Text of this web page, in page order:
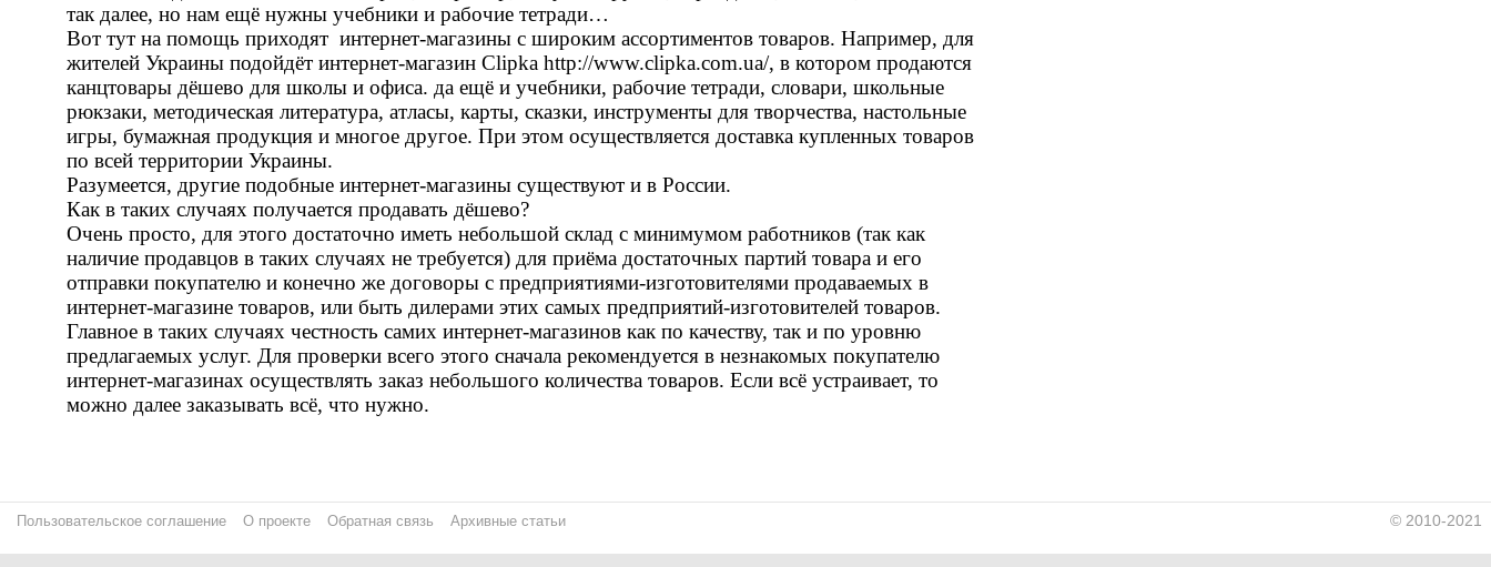
так далее, но нам ещё нужны учебники и рабочие тетради…
Вот тут на помощь приходят интернет-магазины с широким ассортиментов товаров. Например, для
жителей Украины подойдёт интернет-магазин Clipka http://www.clipka.com.ua/, в котором продаются
канцтовары дёшево для школы и офиса. да ещё и учебники, рабочие тетради, словари, школьные
рюкзаки, методическая литература, атласы, карты, сказки, инструменты для творчества, настольные
игры, бумажная продукция и многое другое. При этом осуществляется доставка купленных товаров
по всей территории Украины.
Разумеется, другие подобные интернет-магазины существуют и в России.
Как в таких случаях получается продавать дёшево?
Очень просто, для этого достаточно иметь небольшой склад с минимумом работников (так как
наличие продавцов в таких случаях не требуется) для приёма достаточных партий товара и его
отправки покупателю и конечно же договоры с предприятиями-изготовителями продаваемых в
интернет-магазине товаров, или быть дилерами этих самых предприятий-изготовителей товаров.
Главное в таких случаях честность самих интернет-магазинов как по качеству, так и по уровню
предлагаемых услуг. Для проверки всего этого сначала рекомендуется в незнакомых покупателю
интернет-магазинах осуществлять заказ небольшого количества товаров. Если всё устраивает, то
можно далее заказывать всё, что нужно.
Пользовательское соглашение О проекте Обратная связь Архивные статьи © 2010-2021